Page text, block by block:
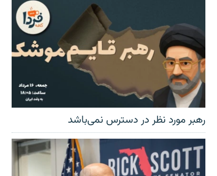
رهبر مورد نظر در دسترس نمی‌باشد